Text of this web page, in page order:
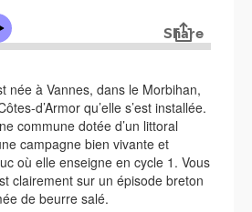
née à Vannes, dans le Morbihan,
d’Armor qu’elle s’est installée.
commune dotée d’un littoral
campagne bien vivante et
où elle enseigne en cycle 1. Vous
clairement sur un épisode breton
de beurre salé.